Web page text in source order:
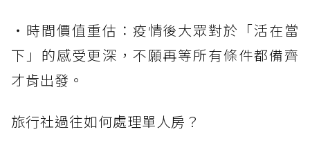
・時間價值重估：疫情後大眾對於「活在當
下」的感受更深，不願再等所有條件都備齊
才肯出發。
旅行社過往如何處理單人房？